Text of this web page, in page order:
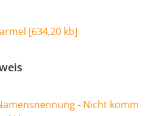
[634,20 kb]
- Nicht komm